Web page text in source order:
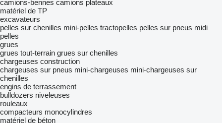
camions-bennes camions plateaux
matériel de TP
excavateurs
pelles sur chenilles mini-pelles tractopelles pelles sur pneus midi
pelles
grues
grues tout-terrain grues sur chenilles
chargeuses construction
chargeuses sur pneus mini-chargeuses mini-chargeuses sur
chenilles
engins de terrassement
bulldozers niveleuses
rouleaux
compacteurs monocylindres
matériel de béton